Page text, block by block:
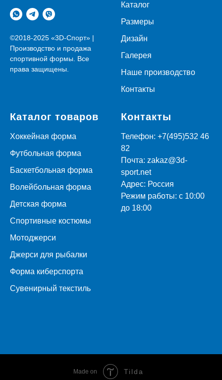
©2018-2025 «3D-Спорт» |
Производство и продажа
спортивной формы. Все
права защищены.
Каталог
Размеры
Дизайн
Галерея
Наше производство
Контакты
Каталог товаров
Хоккейная форма
Футбольная форма
Баскетбольная форма
Волейбольная форма
Детская форма
Спортивные костюмы
Мотоджерси
Джерси для рыбалки
Форма киберспорта
Сувенирный текстиль
Контакты
Телефон: +7(495)532 46
82
Почта: zakaz@3d-
sport.net
Адрес: Россия
Режим работы: с 10:00
до 18:00
Made on Tilda